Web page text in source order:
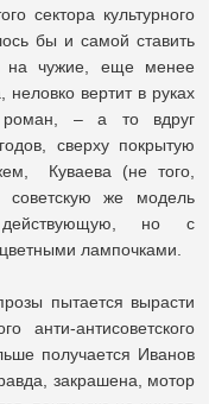
сектора культурного
бы и самой ставить
на чужие, еще менее
вертит в руках
роман, – а то вдруг
сверху покрытую
Куваева (не того,
же модель
действующую, но с
лампочками.
пытается вырасти
антисоветского
получается Иванов
закрашена, мотор